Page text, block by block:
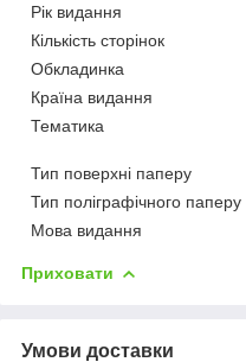
Рік видання
Кількість сторінок
Обкладинка
Країна видання
Тематика
Тип поверхні паперу
Тип поліграфічного паперу
Мова видання
Приховати
Умови доставки